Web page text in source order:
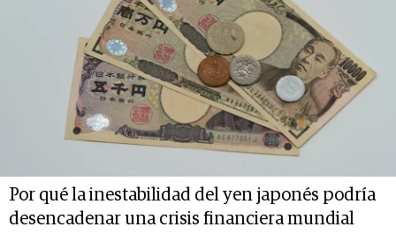
Por qué la inestabilidad del yen japonés podría
desencadenar una crisis financiera mundial